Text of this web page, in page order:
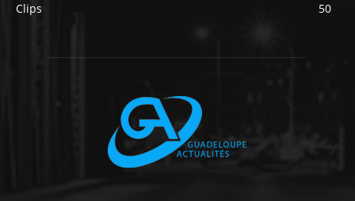
Clips
50